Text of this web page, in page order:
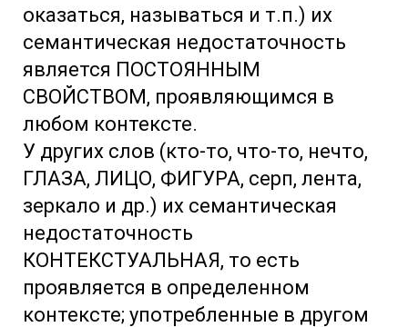
оказаться, называться и т.п.) их
семантическая недостаточность
является ПОСТОЯННЫМ
СВОЙСТВОМ, проявляющимся в
любом контексте.
У других слов (кто-то, что-то, нечто,
ГЛАЗА, ЛИЦО, ФИГУРА, серп, лента,
зеркало и др.) их семантическая
недостаточность
КОНТЕКСТУАЛЬНАЯ, то есть
проявляется в определенном
контексте; употребленные в другом